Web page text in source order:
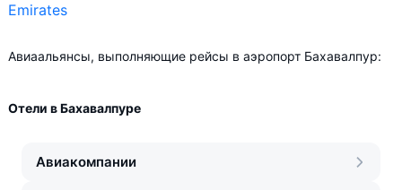
Emirates
Авиаальянсы, выполняющие рейсы в аэропорт Бахавалпур:
Отели в Бахавалпуре
Авиакомпании